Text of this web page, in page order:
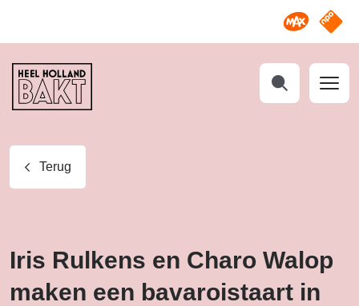
Omroep
NPO
Heel
Holland
Bakt
Terug
Iris Rulkens en Charo Walop
maken een bavaroistaart in